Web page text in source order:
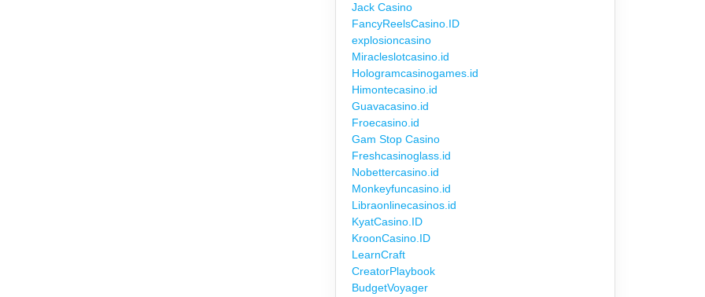
Jack Casino
FancyReelsCasino.ID
explosioncasino
Miracleslotcasino.id
Hologramcasinogames.id
Himontecasino.id
Guavacasino.id
Froecasino.id
Gam Stop Casino
Freshcasinoglass.id
Nobettercasino.id
Monkeyfuncasino.id
Libraonlinecasinos.id
KyatCasino.ID
KroonCasino.ID
LearnCraft
CreatorPlaybook
BudgetVoyager